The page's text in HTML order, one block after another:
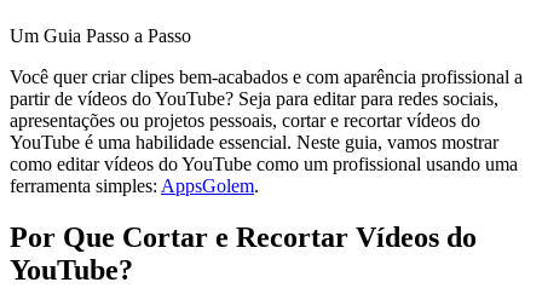
Um Guia Passo a Passo
Você quer criar clipes bem-acabados e com aparência profissional a
partir de vídeos do YouTube? Seja para editar para redes sociais,
apresentações ou projetos pessoais, cortar e recortar vídeos do
YouTube é uma habilidade essencial. Neste guia, vamos mostrar
como editar vídeos do YouTube como um profissional usando uma
ferramenta simples: AppsGolem.
Por Que Cortar e Recortar Vídeos do
YouTube?